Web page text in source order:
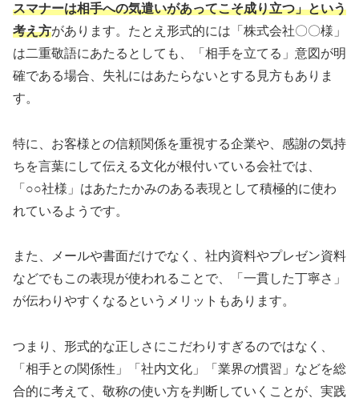
スマナーは相手への気遣いがあってこそ成り立つ」という
考え方があります。たとえ形式的には「株式会社〇〇様」
は二重敬語にあたるとしても、「相手を立てる」意図が明
確である場合、失礼にはあたらないとする見方もありま
す。
特に、お客様との信頼関係を重視する企業や、感謝の気持
ちを言葉にして伝える文化が根付いている会社では、
「○○社様」はあたたかみのある表現として積極的に使わ
れているようです。
また、メールや書面だけでなく、社内資料やプレゼン資料
などでもこの表現が使われることで、「一貫した丁寧さ」
が伝わりやすくなるというメリットもあります。
つまり、形式的な正しさにこだわりすぎるのではなく、
「相手との関係性」「社内文化」「業界の慣習」などを総
合的に考えて、敬称の使い方を判断していくことが、実践